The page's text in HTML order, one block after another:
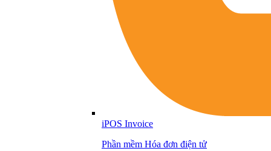
iPOS Invoice
Phần mềm Hóa đơn điện tử